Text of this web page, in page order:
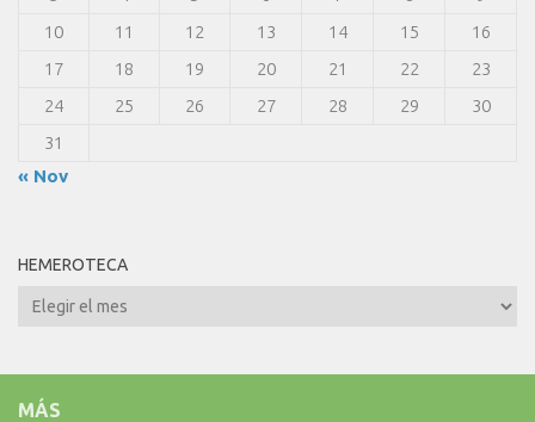
10
11 12 13 14 15
16
17
18 19 20 21 22
23
24
25 26 27 28 29
30
31
« Nov
HEMEROTECA
Hemeroteca
MÁS